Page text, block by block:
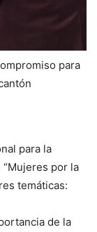
para
para la
por la
temáticas:
de la